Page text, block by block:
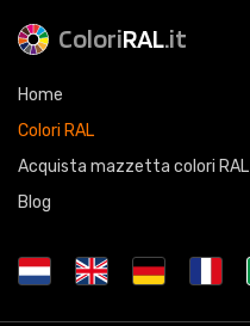
ColoriRAL.it
Home
Colori RAL
Acquista mazzetta colori RAL
Blog